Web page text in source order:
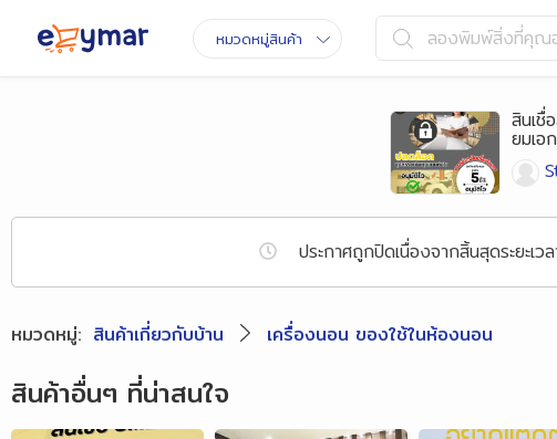
หมวดหมู่สินค้า ลองพิมพ์สิ่งที่คุณ
สินเชื่
ยมเอ
ประกาศถูกปิดเนื่องจากสิ้นสุดระยะเ
หมวดหมู่: สินค้าเกี่ยวกับบ้าน เครื่องนอน ของใช้ในห้องนอน
สินค้าอื่นๆ ที่น่าสนใจ